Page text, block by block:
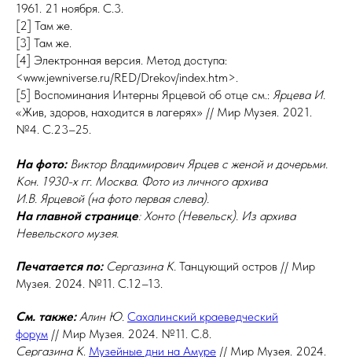
1961. 21 ноября. С.3.
[2] Там же.
[3] Там же.
[4] Электронная версия. Метод доступа:
<www.jewniverse.ru/RED/Drekov/index.htm>.
[5] Воспоминания Интерны Ярцевой об отце см.: Ярцева И.
«Жив, здоров, находится в лагерях» // Мир Музея. 2021.
№4. С.23–25.
На фото: Виктор Владимирович Ярцев с женой и дочерьми.
Кон. 1930-х гг. Москва. Фото из личного архива
И.В. Ярцевой (на фото первая слева).
На главной странице: Хонто (Невельск). Из архива
Невельского музея.
Печатается по: Сергазина К. Танцующий остров // Мир
Музея. 2024. №11. С.12–13.
См. также: Алин Ю. Сахалинский краеведческий
форум // Мир Музея. 2024. №11. С.8.
Сергазина К. Музейные дни на Амуре // Мир Музея. 2024.